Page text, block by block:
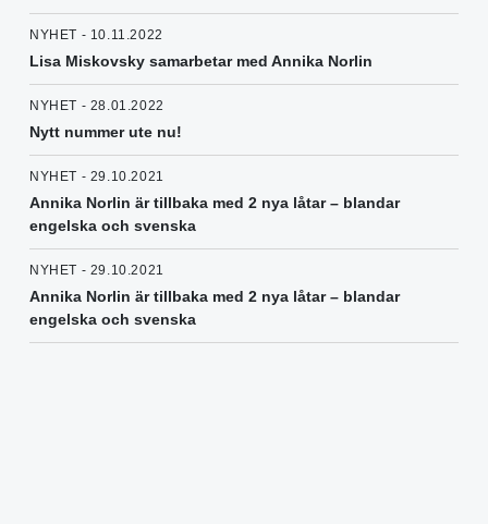
NYHET - 10.11.2022
Lisa Miskovsky samarbetar med Annika Norlin
NYHET - 28.01.2022
Nytt nummer ute nu!
NYHET - 29.10.2021
Annika Norlin är tillbaka med 2 nya låtar – blandar
engelska och svenska
NYHET - 29.10.2021
Annika Norlin är tillbaka med 2 nya låtar – blandar
engelska och svenska